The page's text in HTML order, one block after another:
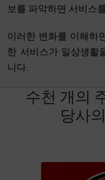
보를 파악하면 서비스
이러한 변화를 이해하
한 서비스가 일상생활
니다.
수천 개의
당사의